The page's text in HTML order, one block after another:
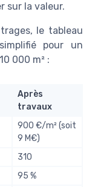
sur la valeur.
le tableau
pour un
000 m² :
Après
travaux
900 €/m² (soit
9 M€)
310
95 %